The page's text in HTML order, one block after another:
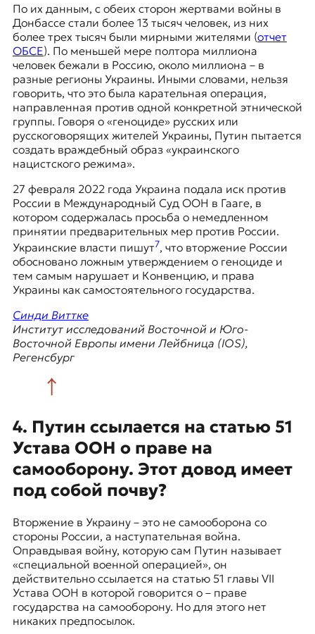
По их данным, с обеих сторон жертвами войны в
Донбассе стали более 13 тысяч человек, из них
более трех тысяч были мирными жителями (отчет
ОБСЕ). По меньшей мере полтора миллиона
человек бежали в Россию, около миллиона – в
разные регионы Украины. Иными словами, нельзя
говорить, что это была карательная операция,
направленная против одной конкретной этнической
группы. Говоря о «геноциде» русских или
русскоговорящих жителей Украины, Путин пытается
создать враждебный образ «украинского
нацистского режима».
27 февраля 2022 года Украина подала иск против
России в Международный Суд ООН в Гааге, в
котором содержалась просьба о немедленном
принятии предварительных мер против России.
Украинские власти пишут7, что вторжение России
обосновано ложным утверждением о геноциде и
тем самым нарушает и Конвенцию, и права
Украины как самостоятельного государства.
Синди Виттке
Институт исследований Восточной и Юго-
Восточной Европы имени Лейбница (IOS),
Регенсбург
4. Путин ссылается на статью 51
Устава ООН о праве на
самооборону. Этот довод имеет
под собой почву?
Вторжение в Украину – это не самооборона со
стороны России, а наступательная война.
Оправдывая войну, которую сам Путин называет
«специальной военной операцией», он
действительно ссылается на статью 51 главы VII
Устава ООН в которой говорится о – праве
государства на самооборону. Но для этого нет
никаких предпосылок.